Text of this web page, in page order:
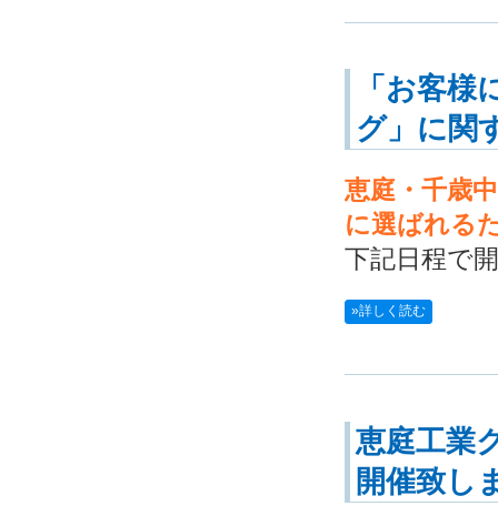
「お客
グ」に関
恵庭・千歳
に選ばれる
下記日程で
»詳しく読む
恵庭工業
開催致し